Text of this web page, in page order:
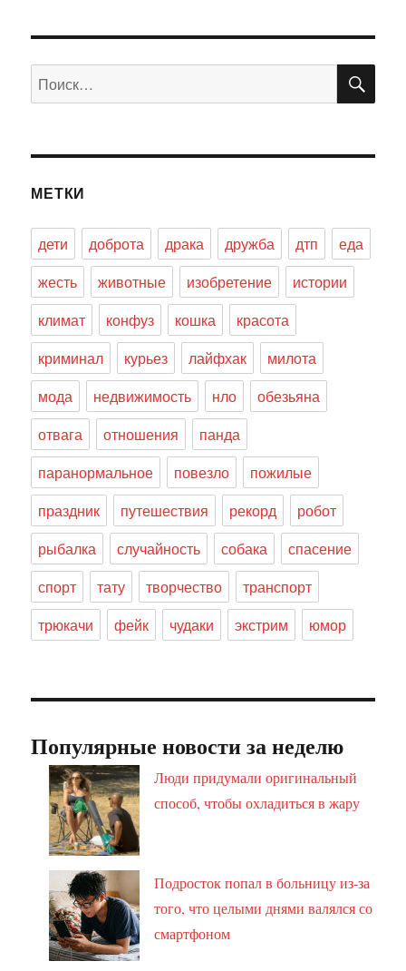
Искать:
МЕТКИ
дети доброта драка дружба дтп
еда
жесть
животные изобретение
истории
климат
конфуз кошка
красота
криминал
курьез лайфхак
милота
мода
недвижимость нло
обезьяна
отвага
отношения
панда
паранормальное
повезло
пожилые
праздник
путешествия рекорд
робот
рыбалка
случайность собака
спасение
спорт
тату творчество
транспорт
трюкачи
фейк чудаки экстрим юмор
Популярные новости за неделю
Люди придумали оригинальный
способ, чтобы охладиться в жару
Подросток попал в больницу из-за
того, что целыми днями валялся со
смартфоном